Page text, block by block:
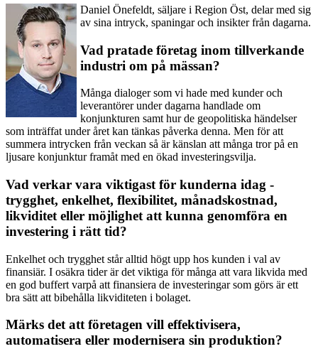
Daniel Önefeldt, säljare i Region Öst, delar med sig
av sina intryck, spaningar och insikter från dagarna.
Vad pratade företag inom tillverkande
industri om på mässan?
Många dialoger som vi hade med kunder och
leverantörer under dagarna handlade om
konjunkturen samt hur de geopolitiska händelser
som inträffat under året kan tänkas påverka denna. Men för att
summera intrycken från veckan så är känslan att många tror på en
ljusare konjunktur framåt med en ökad investeringsvilja.
Vad verkar vara viktigast för kunderna idag -
trygghet, enkelhet, flexibilitet, månadskostnad,
likviditet eller möjlighet att kunna genomföra en
investering i rätt tid?
Enkelhet och trygghet står alltid högt upp hos kunden i val av
finansiär. I osäkra tider är det viktiga för många att vara likvida med
en god buffert varpå att finansiera de investeringar som görs är ett
bra sätt att bibehålla likviditeten i bolaget.
Märks det att företagen vill effektivisera,
automatisera eller modernisera sin produktion?